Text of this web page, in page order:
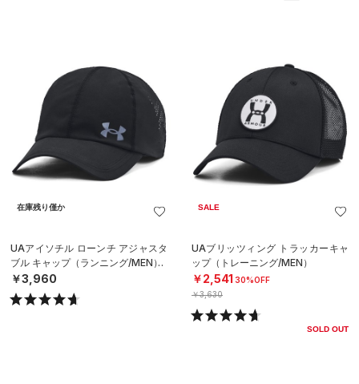
在庫残り僅か
UAアイソチル ローンチ アジャスタ
ブル キャップ（ランニング/MEN）
￥3,960
SALE
UAブリッツィング トラッカーキャ
ップ（トレーニング/MEN）
￥2,541 30%OFF
￥3,630
SOLD OUT